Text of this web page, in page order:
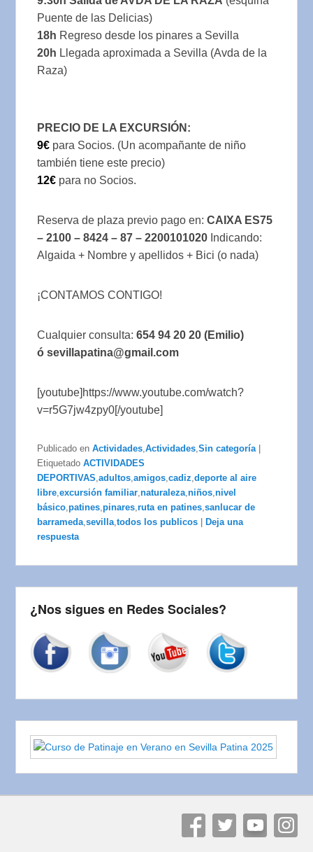
Puente de las Delicias)
18h Regreso desde los pinares a Sevilla
20h Llegada aproximada a Sevilla (Avda de la
Raza)
PRECIO DE LA EXCURSIÓN:
9€ para Socios. (Un acompañante de niño
también tiene este precio)
12€ para no Socios.
Reserva de plaza previo pago en:CAIXA ES75
– 2100 – 8424 – 87 – 2200101020 Indicando:
Algaida + Nombre y apellidos + Bici (o nada)
¡CONTAMOS CONTIGO!
Cualquier consulta:654 94 20 20 (Emilio)
ó sevillapatina@gmail.com
[youtube]https://www.youtube.com/watch?
v=r5G7jw4zpy0[/youtube]
Publicado en Actividades,Actividades,Sin categoría
Etiquetado ACTIVIDADES
DEPORTIVAS,adultos,amigos,cadiz,deporte al aire
libre,excursión familiar,naturaleza,niños,nivel
básico,patines,pinares,ruta en patines,sanlucar de
barrameda,sevilla,todos los publicos
Deja una
respuesta
¿Nos sigues en Redes Sociales?